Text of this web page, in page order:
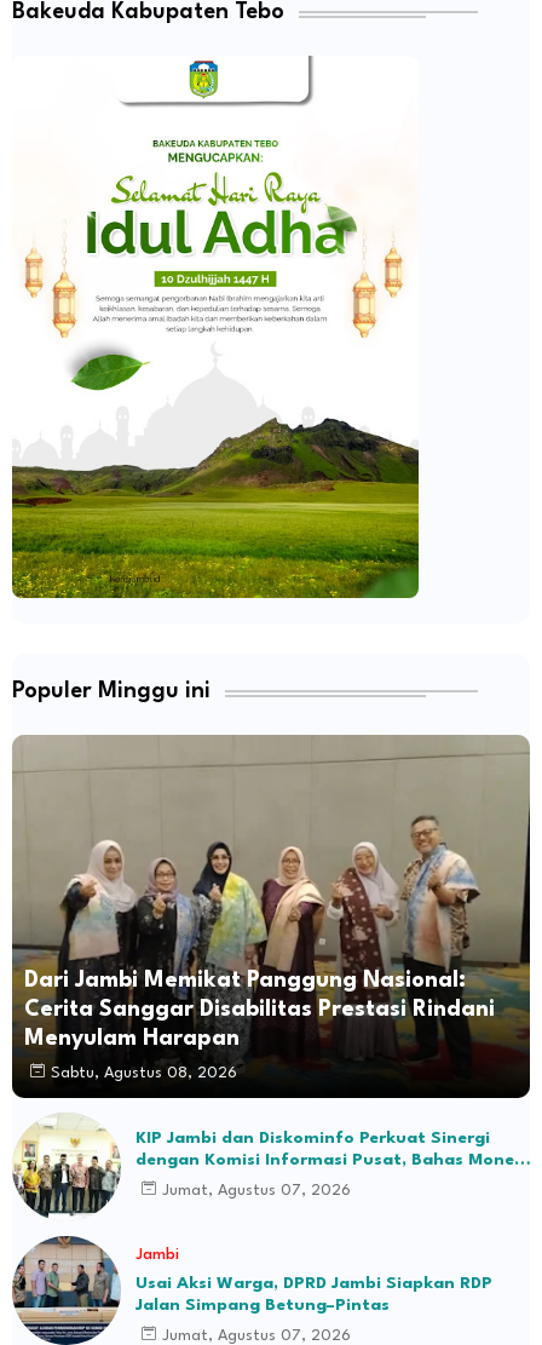
Bakeuda Kabupaten Tebo
Populer Minggu ini
Dari Jambi Memikat Panggung Nasional:
Cerita Sanggar Disabilitas Prestasi Rindani
Menyulam Harapan
Sabtu, Agustus 08, 2026
KIP Jambi dan Diskominfo Perkuat Sinergi
dengan Komisi Informasi Pusat, Bahas Monev
hingga Seleksi Komisioner
Jumat, Agustus 07, 2026
Jambi
Usai Aksi Warga, DPRD Jambi Siapkan RDP
Jalan Simpang Betung–Pintas
Jumat, Agustus 07, 2026